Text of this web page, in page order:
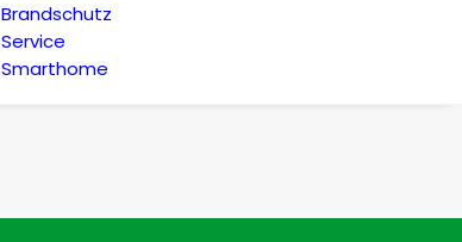
Brandschutz
Service
Smarthome